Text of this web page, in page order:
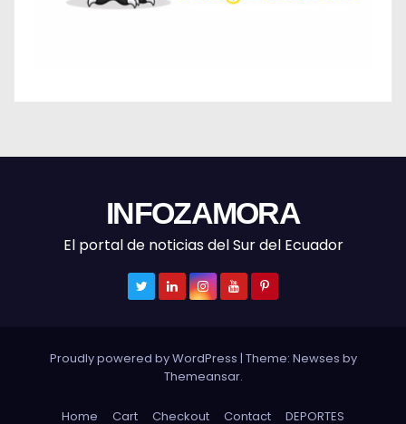
INFOZAMORA
El portal de noticias del Sur del Ecuador
Proudly powered by WordPress | Theme: Newses by
Themeansar.
Home Cart Checkout Contact DEPORTES